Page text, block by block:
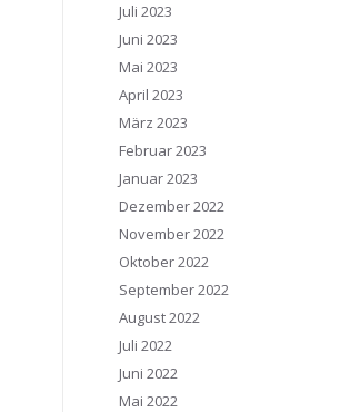
Juli 2023
Juni 2023
Mai 2023
April 2023
März 2023
Februar 2023
Januar 2023
Dezember 2022
November 2022
Oktober 2022
September 2022
August 2022
Juli 2022
Juni 2022
Mai 2022